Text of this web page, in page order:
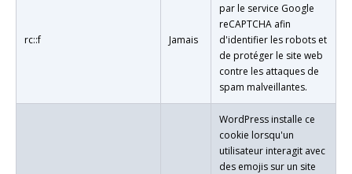
rc::f Jamais
par le service Google
reCAPTCHA afin
d'identifier les robots et
de protéger le site web
contre les attaques de
spam malveillantes.
WordPress installe ce
cookie lorsqu'un
utilisateur interagit avec
des emojis sur un site